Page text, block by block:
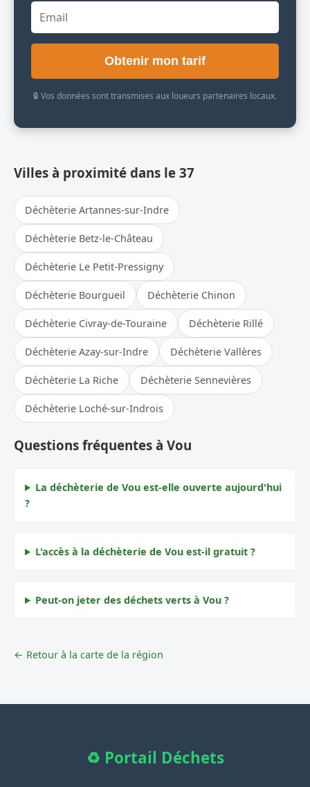
Obtenir mon tarif
🔒 Vos données sont transmises aux loueurs partenaires locaux.
Villes à proximité dans le 37
Déchèterie Artannes-sur-Indre
Déchèterie Betz-le-Château
Déchèterie Le Petit-Pressigny
Déchèterie Bourgueil Déchèterie Chinon
Déchèterie Civray-de-Touraine Déchèterie Rillé
Déchèterie Azay-sur-Indre Déchèterie Vallères
Déchèterie La Riche Déchèterie Sennevières
Déchèterie Loché-sur-Indrois
Questions fréquentes à Vou
La déchèterie de Vou est-elle ouverte aujourd'hui
?
L'accès à la déchèterie de Vou est-il gratuit ?
Peut-on jeter des déchets verts à Vou ?
← Retour à la carte de la région
♻️ Portail Déchets